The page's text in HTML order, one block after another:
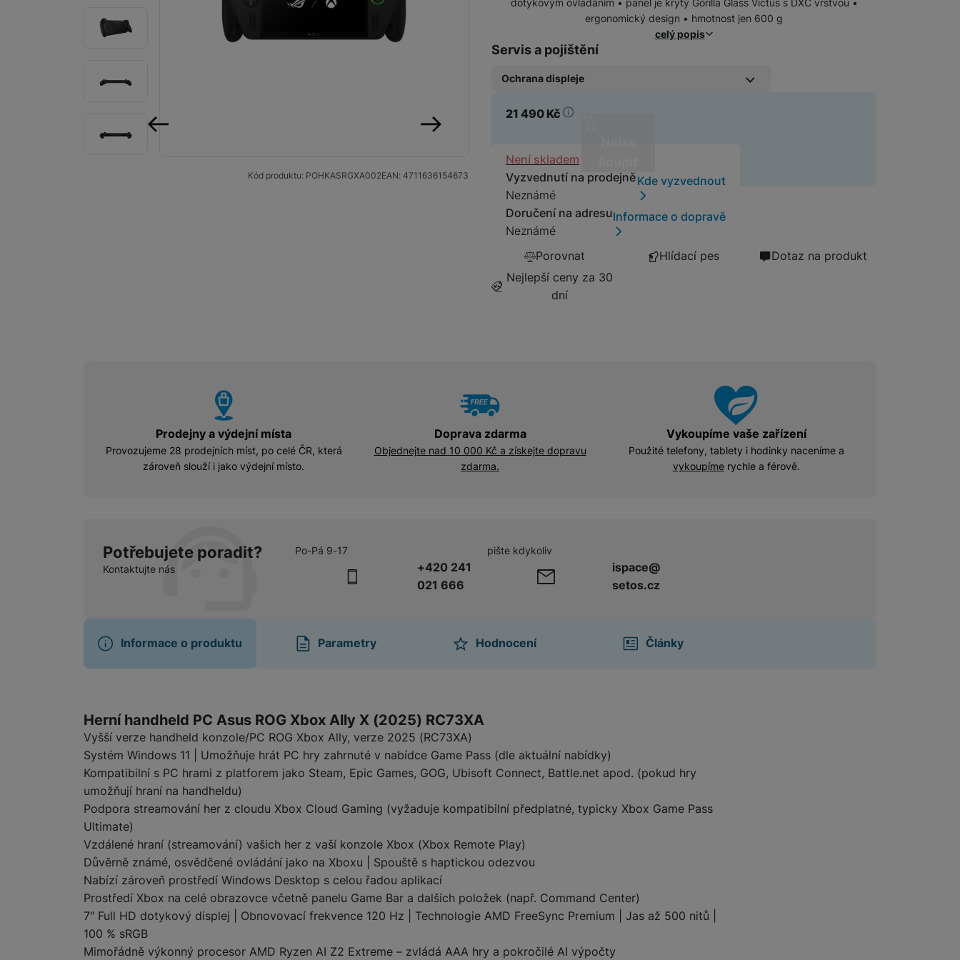
Smart
Počítače a notebooky
Herní sluchátka
Dokovací stanice
Péče o zdraví a tělo
ergonomický design • hmotnost jen 600 g
celý popis
Servis a pojištění
Ochrana displeje
Základní fólie (Neviditelná ochrana displeje)
21 490 Kč
Dostupnost
Není skladem
Vyzvednutí na prodejně
Neznámé
Kde vyzvednout
Doručení na adresu
Neznámé
Informace o dopravě
Porovnat Hlídací pes
Dotaz na produkt
Nejlepší ceny za 30
dní
Kód produktu: POHKASRGXA002EAN: 4711636154673
Prodejny a výdejní místa
Provozujeme 28 prodejních míst, po celé ČR, která
zároveň slouží i jako výdejní místo.
Doprava zdarma
Objednejte nad 10 000 Kč a získejte dopravu
zdarma.
Vykoupíme vaše zařízení
Použité telefony, tablety i hodinky naceníme a
vykoupímerychle a férově.
Potřebujete poradit?
Kontaktujte nás
Po-Pá 9-17
+420 241
021 666
pište kdykoliv
ispace@
setos.cz
Informace o produktu Parametry Hodnocení Články
Herní handheld PC Asus ROG Xbox Ally X (2025) RC73XA
Vyšší verze handheld konzole/PC ROG Xbox Ally, verze 2025 (RC73XA)
Systém Windows 11 | Umožňuje hrát PC hry zahrnuté v nabídce Game Pass (dle aktuální nabídky)
Kompatibilní s PC hrami z platforem jako Steam, Epic Games, GOG, Ubisoft Connect, Battle.net apod. (pokud hry
umožňují hraní na handheldu)
Podpora streamování her z cloudu Xbox Cloud Gaming (vyžaduje kompatibilní předplatné, typicky Xbox Game Pass
Ultimate)
Vzdálené hraní (streamování) vašich her z vaší konzole Xbox (Xbox Remote Play)
Důvěrně známé, osvědčené ovládání jako na Xboxu | Spouště s haptickou odezvou
Nabízí zároveň prostředí Windows Desktop s celou řadou aplikací
Prostředí Xbox na celé obrazovce včetně panelu Game Bar a dalších položek (např. Command Center)
7″ Full HD dotykový displej | Obnovovací frekvence 120 Hz | Technologie AMD FreeSync Premium | Jas až 500 nitů |
100 % sRGB
Mimořádně výkonný procesor AMD Ryzen AI Z2 Extreme – zvládá AAA hry a pokročilé AI výpočty